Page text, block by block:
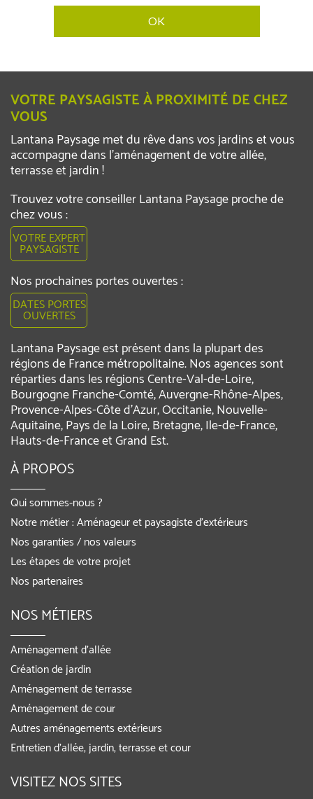
VOTRE PAYSAGISTE À PROXIMITÉ DE CHEZ
VOUS
Lantana Paysage met du rêve dans vos jardins et vous
accompagne dans l’aménagement de votre allée,
terrasse et jardin !
Trouvez votre conseiller Lantana Paysage proche de
chez vous :
VOTRE EXPERT
PAYSAGISTE
Nos prochaines portes ouvertes :
DATES PORTES
OUVERTES
Lantana Paysage est présent dans la plupart des
régions de France métropolitaine. Nos agences sont
réparties dans les régions Centre-Val-de-Loire,
Bourgogne Franche-Comté, Auvergne-Rhône-Alpes,
Provence-Alpes-Côte d'Azur, Occitanie, Nouvelle-
Aquitaine, Pays de la Loire, Bretagne, Ile-de-France,
Hauts-de-France et Grand Est.
À PROPOS
Qui sommes-nous ?
Notre métier : Aménageur et paysagiste d’extérieurs
Nos garanties / nos valeurs
Les étapes de votre projet
Nos partenaires
NOS MÉTIERS
Aménagement d’allée
Création de jardin
Aménagement de terrasse
Aménagement de cour
Autres aménagements extérieurs
Entretien d’allée, jardin, terrasse et cour
VISITEZ NOS SITES